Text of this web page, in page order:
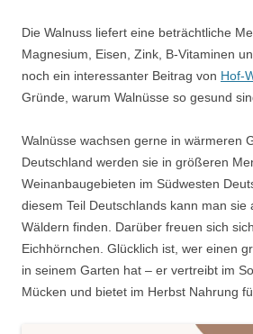
Die Walnuss liefert eine beträchtliche
Magnesium, Eisen, Zink, B-Vitaminen
noch ein interessanter Beitrag von Hof-
Gründe, warum Walnüsse so gesund
Walnüsse wachsen gerne in wärmeren
Deutschland werden sie in größeren
Weinanbaugebieten im Südwesten
diesem Teil Deutschlands kann man sie
Wäldern finden. Darüber freuen sich
Eichhörnchen. Glücklich ist, wer einen
in seinem Garten hat – er vertreibt im
Mücken und bietet im Herbst Nahrung